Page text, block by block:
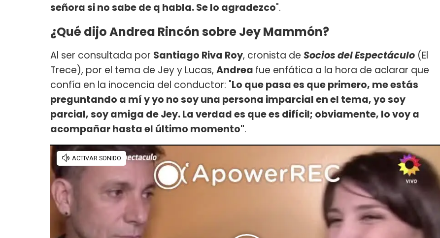
señora si no sabe de q habla. Se lo agradezco".
¿Qué dijo Andrea Rincón sobre Jey Mammón?
Al ser consultada por Santiago Riva Roy, cronista de Socios del Espectáculo (El
Trece), por el tema de Jey y Lucas, Andrea fue enfática a la hora de aclarar que
confía en la inocencia del conductor: "Lo que pasa es que primero, me estás
preguntando a mí y yo no soy una persona imparcial en el tema, yo soy
parcial, soy amiga de Jey. La verdad es que es difícil; obviamente, lo voy a
acompañar hasta el último momento".